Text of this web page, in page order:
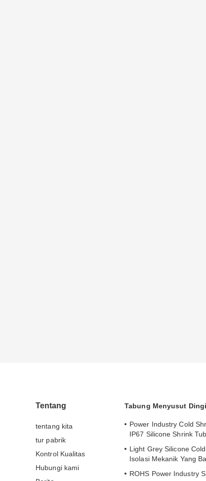
Tentang
tentang kita
tur pabrik
Kontrol Kualitas
Hubungi kami
Tabung Menyusut
Power Industry Cold
IP67 Silicone Shrink
Light Grey Silicone
Isolasi Mekanik Yang
ROHS Power Industry